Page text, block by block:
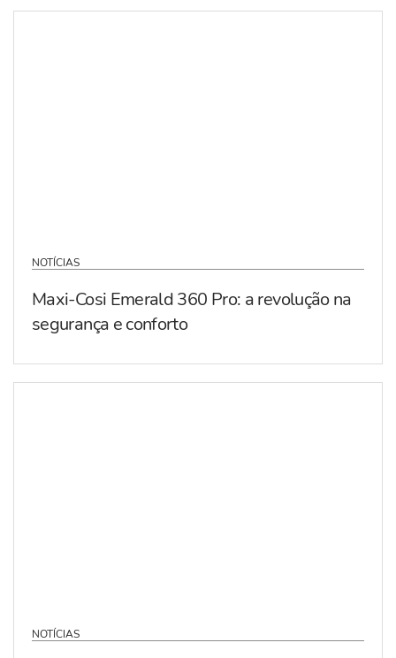
NOTÍCIAS
Maxi-Cosi Emerald 360 Pro: a revolução na
segurança e conforto
NOTÍCIAS